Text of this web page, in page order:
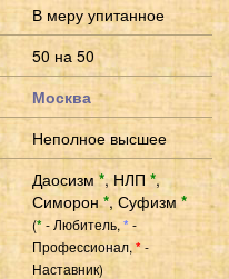
В меру упитанное
50 на 50
Москва
Неполное высшее
Даосизм*,НЛП *,
Симорон*,Суфизм *
(*- Любитель,*-
Профессионал,*-
Наставник)